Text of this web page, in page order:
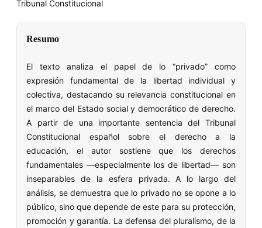
Tribunal Constitucional
Resumo
El texto analiza el papel de lo “privado” como
expresión fundamental de la libertad individual y
colectiva, destacando su relevancia constitucional en
el marco del Estado social y democrático de derecho.
A partir de una importante sentencia del Tribunal
Constitucional español sobre el derecho a la
educación, el autor sostiene que los derechos
fundamentales —especialmente los de libertad— son
inseparables de la esfera privada. A lo largo del
análisis, se demuestra que lo privado no se opone a lo
público, sino que depende de este para su protección,
promoción y garantía. La defensa del pluralismo, de la